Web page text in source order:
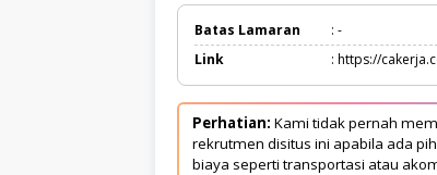
Batas Lamaran
: -
Link
: https://
Perhatian: Kami tidak pernah
rekrutmen disitus ini apabila ada
biaya seperti transportasi atau